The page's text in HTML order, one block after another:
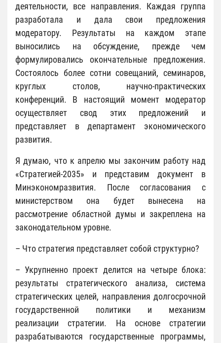
деятельности, все направления. Каждая группа
разработала и дала свои предложения
модератору. Результаты на каждом этапе
выносились на обсуждение, прежде чем
формулировались окончательные предложения.
Состоялось более сотни совещаний, семинаров,
круглых столов, научно-практических
конференций. В настоящий момент модератор
осуществляет свод этих предложений и
представляет в департамент экономического
развития.
Я думаю, что к апрелю мы закончим работу над
«Стратегией-2035» и представим документ в
Минэкономразвития. После согласования с
министерством она будет вынесена на
рассмотрение областной думы и закреплена на
законодательном уровне.
– Что стратегия представляет собой структурно?
– Укрупненно проект делится на четыре блока:
результаты стратегического анализа, система
стратегических целей, направления долгосрочной
государственной политики и механизм
реализации стратегии. На основе стратегии
разрабатываются государственные программы,